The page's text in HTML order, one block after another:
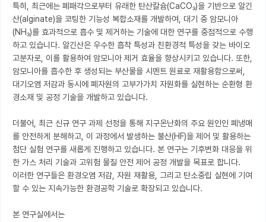
특히, 최근에는 폐패각으로부터 유래한 탄산칼슘(CaCO₃)을 기반으로 알긴
산(alginate)을 코팅한 기능성 복합소재를 개발하여, 대기 중 암모니아
(NH₃)를 효과적으로 흡수 및 제거하는 기술에 대한 연구를 중점적으로 수행
하고 있습니다. 알긴산은 우수한 흡착 특성과 친환경적 특성을 갖는 바이오
고분자로, 이를 활용하여 암모니아 제거 효율을 향상시키고 있습니다. 또한,
암모니아를 흡수한 후 생성되는 부산물을 시멘트 원료로 재활용함으로써,
대기오염 저감과 동시에 폐자원의 고부가가치 자원화를 실현하는 순환형 환
경소재 및 공정 기술을 개발하고 있습니다.
더불어, 최근 신규 연구 과제 선정을 통해 지구온난화의 주요 원인인 폐냉매
를 안전하게 분해하고, 이 과정에서 발생하는 불산(HF)을 제어 및 활용하는
첨단 실험 연구를 새롭게 진행하고 있습니다. 본 연구는 기후변화 대응을 위
한 가스 처리 기술과 고위험 물질 안전 제어 공정 개발을 목표로 합니다.
이러한 연구들은 환경오염 저감, 자원 재활용, 그리고 탄소중립 실현에 기여
할 수 있는 지속가능한 환경공학 기술로 확장되고 있습니다.
본 연구실에서는